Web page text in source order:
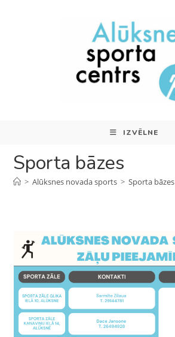
IZVĒLNE
Sporta bāzes
> Alūksnes novada sports > Sporta bāzes